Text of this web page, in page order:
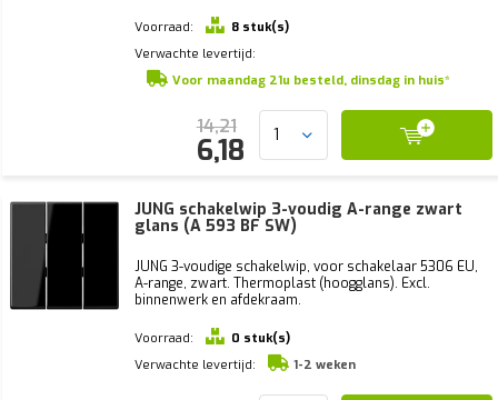
Voorraad:
8 stuk(s)
Verwachte levertijd:
Voor maandag 21u besteld, dinsdag in huis*
14,21
6,18
JUNG schakelwip 3-voudig A-range zwart
glans (A 593 BF SW)
JUNG 3-voudige schakelwip, voor schakelaar 5306 EU,
A-range, zwart. Thermoplast (hoogglans). Excl.
binnenwerk en afdekraam.
Voorraad:
0 stuk(s)
Verwachte levertijd:
1-2 weken